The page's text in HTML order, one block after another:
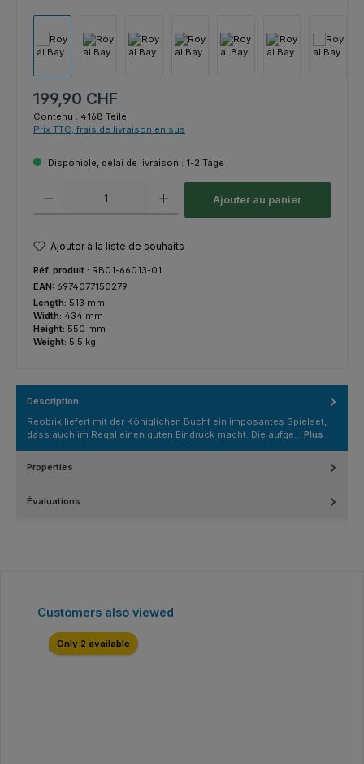
Prix régulier :
199,90 CHF
Contenu : 4168 Teile
Prix TTC, frais de livraison en sus
Disponible, délai de livraison : 1-2 Tage
Ajouter au panier
Ajouter à la liste de souhaits
Réf. produit : RB01-66013-01
EAN: 6974077150279
Length: 513 mm
Width: 434 mm
Height: 550 mm
Weight: 5,5 kg
Description
Reobrix liefert mit der Königlichen Bucht ein imposantes Spielset,
dass auch im Regal einen guten Eindruck macht. Die aufge… Plus
Properties
Évaluations
Ignorer la galerie de produits
Customers also viewed
Only 2 available